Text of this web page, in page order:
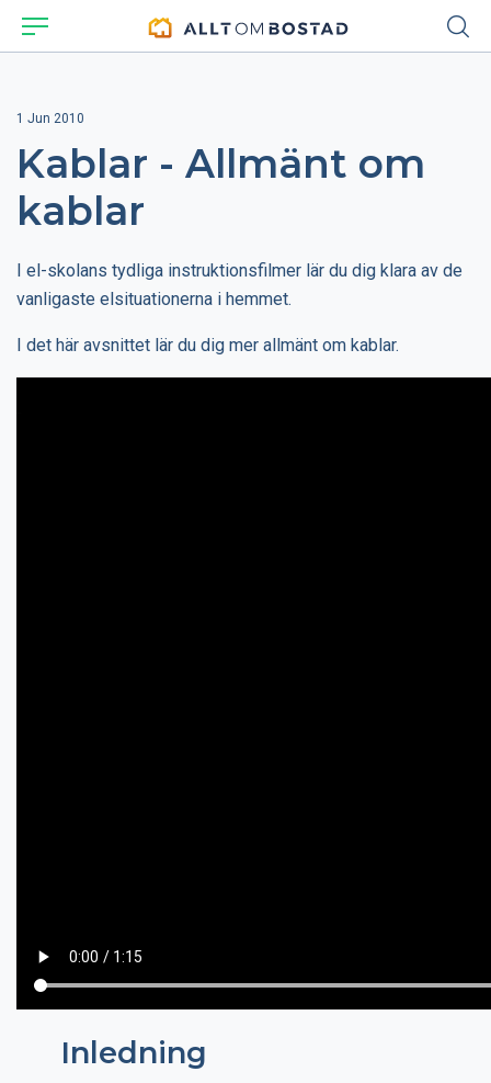
1 Jun 2010
Kablar - Allmänt om
kablar
I el-skolans tydliga instruktionsfilmer lär du dig klara av de
vanligaste elsituationerna i hemmet.
I det här avsnittet lär du dig mer allmänt om kablar.
Inledning